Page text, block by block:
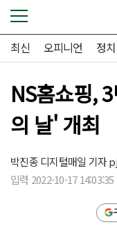
최신 오피니언 정치
NS홈쇼핑,
의 날' 개최
박진종 디지털매일 기자
입력 2022-10-17 14:03:35